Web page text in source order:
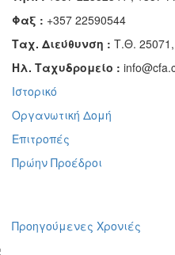
Φαξ : +357 22590544
Ταχ. Διεύθυνση : Τ.Θ.
Ηλ. Ταχυδρομείο :
Ιστορικό
Οργανωτική Δομή
Επιτροπές
Πρώην Προέδροι
Προηγούμενες Χρονιές